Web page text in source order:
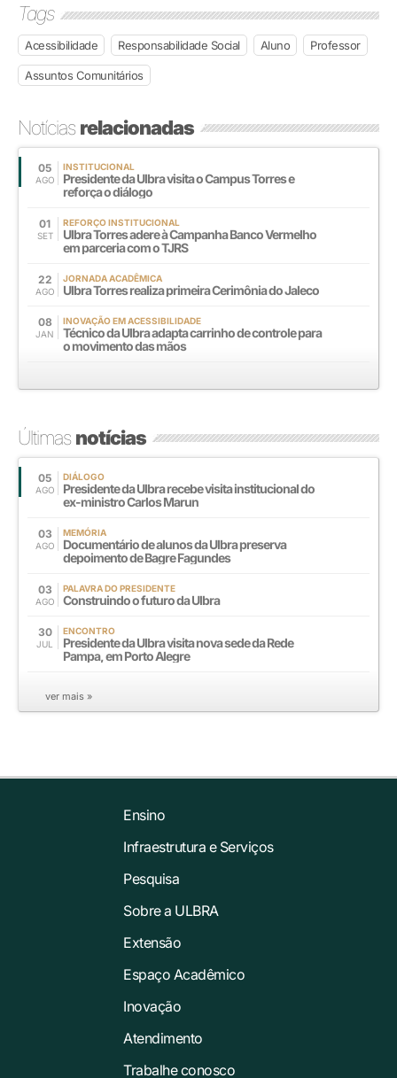
Tags
Acessibilidade Responsabilidade Social Aluno Professor
Assuntos Comunitários
Notíciasrelacionadas
05
AGO
INSTITUCIONAL
Presidente da Ulbra visita o Campus Torres e
reforça o diálogo
01
SET
REFORÇO INSTITUCIONAL
Ulbra Torres adere à Campanha Banco Vermelho
em parceria com o TJRS
22
AGO
JORNADA ACADÊMICA
Ulbra Torres realiza primeira Cerimônia do Jaleco
08
JAN
INOVAÇÃO EM ACESSIBILIDADE
Técnico da Ulbra adapta carrinho de controle para
o movimento das mãos
Últimasnotícias
05
AGO
DIÁLOGO
Presidente da Ulbra recebe visita institucional do
ex-ministro Carlos Marun
03
AGO
MEMÓRIA
Documentário de alunos da Ulbra preserva
depoimento de Bagre Fagundes
03
AGO
PALAVRA DO PRESIDENTE
Construindo o futuro da Ulbra
30
JUL
ENCONTRO
Presidente da Ulbra visita nova sede da Rede
Pampa, em Porto Alegre
ver mais »
Ensino
Infraestrutura e Serviços
Pesquisa
Sobre a ULBRA
Extensão
Espaço Acadêmico
Inovação
Atendimento
Trabalhe conosco